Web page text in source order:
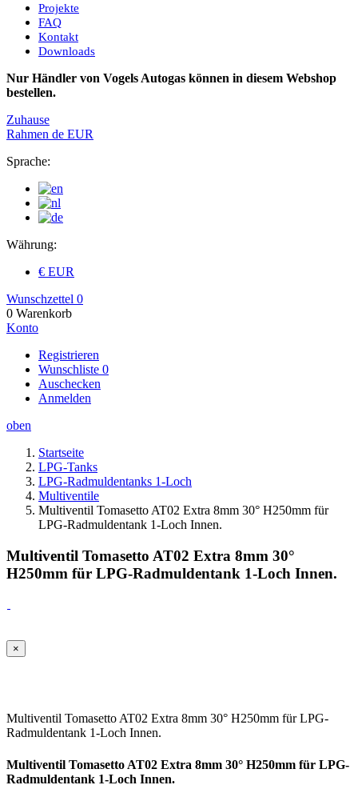
Projekte
FAQ
Kontakt
Downloads
Nur Händler von Vogels Autogas können in diesem Webshop
bestellen.
Zuhause
Rahmen de EUR
Sprache:
Währung:
€ EUR
Wunschzettel 0
0 Warenkorb
Konto
Registrieren
Wunschliste 0
Auschecken
Anmelden
oben
Startseite
LPG-Tanks
LPG-Radmuldentanks 1-Loch
Multiventile
Multiventil Tomasetto AT02 Extra 8mm 30° H250mm für
LPG-Radmuldentank 1-Loch Innen.
Multiventil Tomasetto AT02 Extra 8mm 30°
H250mm für LPG-Radmuldentank 1-Loch Innen.
×
Multiventil Tomasetto AT02 Extra 8mm 30° H250mm für LPG-
Radmuldentank 1-Loch Innen.
Multiventil Tomasetto AT02 Extra 8mm 30° H250mm für LPG-
Radmuldentank 1-Loch Innen.